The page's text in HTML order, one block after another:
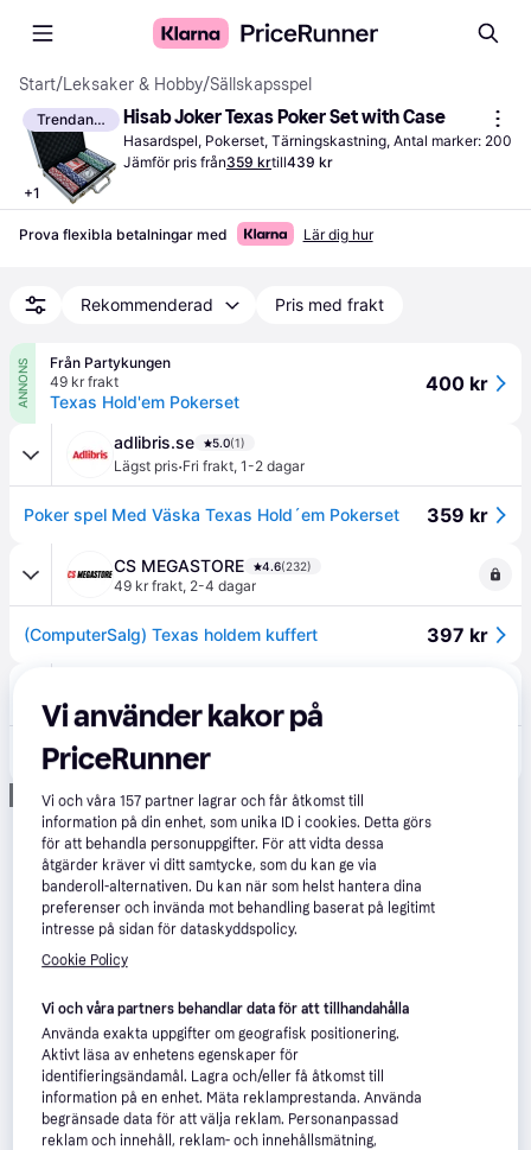
Start/Leksaker & Hobby/Sällskapsspel
Trendande
+1
Hisab Joker Texas Poker Set with Case
Hasardspel, Pokerset, Tärningskastning, Antal marker: 200
Jämför pris från359 krtill439 kr
Prova flexibla betalningar med Lär dig hur
Rekommenderad Pris med frakt
ANNONS
Från Partykungen
49 kr frakt
Texas Hold'em Pokerset
400 kr
adlibris.se 5.0(1)
Lägst pris·Fri frakt, 1-2 dagar
Poker spel Med Väska Texas Hold´em Pokerset 359 kr
CS MEGASTORE 4.6(232)
49 kr frakt, 2-4 dagar
(ComputerSalg) Texas holdem kuffert 397 kr
49 kr frakt
Texas Hold'em Pokerset
Annons
Vi använder kakor på
PriceRunner
Vi och våra157 partner lagrar och får åtkomst till
information på din enhet, som unika ID i cookies. Detta görs
för att behandla personuppgifter. För att vidta dessa
åtgärder kräver vi ditt samtycke, som du kan ge via
banderoll-alternativen. Du kan när som helst hantera dina
preferenser och invända mot behandling baserat på legitimt
intresse på sidan för dataskyddspolicy.
Cookie Policy
Vi och våra partners behandlar data för att tillhandahålla
Använda exakta uppgifter om geografisk positionering.
Aktivt läsa av enhetens egenskaper för
identifieringsändamål. Lagra och/eller få åtkomst till
information på en enhet. Mäta reklamprestanda. Använda
begränsade data för att välja reklam. Personanpassad
reklam och innehåll, reklam- och innehållsmätning,